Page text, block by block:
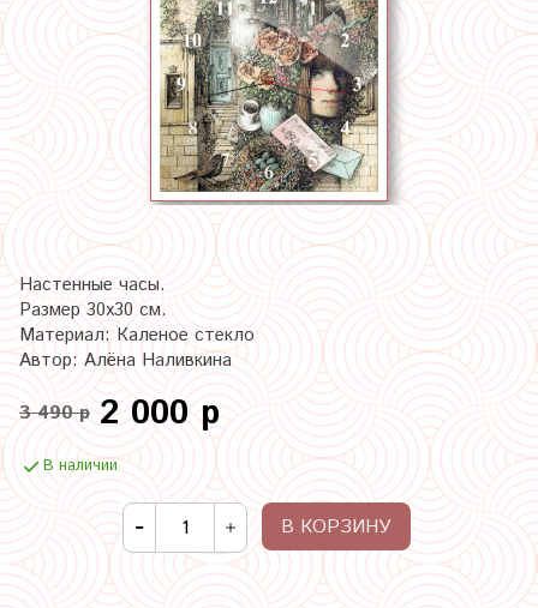
Настенные часы.
Размер 30х30 см.
Материал: Каленое стекло
Автор: Алёна Наливкина
3 490 р 2 000 р
В наличии
В КОРЗИНУ